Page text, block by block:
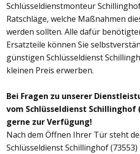
Schlüsseldienstmonteur
Ratschläge, welche Maßnahmen
werden sollten. Alle dafür
Ersatzteile können Sie
günstigen Schlüsseldienst
kleinen Preis erwerben.
Bei Fragen zu unserer
vom Schlüsseldienst Schillinghof
gerne zur Verfügung!
Nach dem Öffnen Ihrer Tür steht
Schlüsseldienst Schillinghof